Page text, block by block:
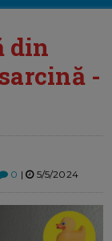
din
-
0 | 5/5/2024